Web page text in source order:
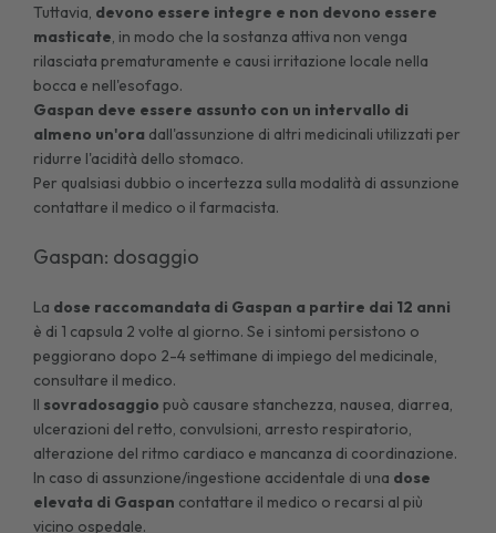
Tuttavia, devono essere integre e non devono essere
masticate, in modo che la sostanza attiva non venga
rilasciata prematuramente e causi irritazione locale nella
bocca e nell'esofago.
Gaspan deve essere assunto con un intervallo di
almeno un'ora dall'assunzione di altri medicinali utilizzati per
ridurre l'acidità dello stomaco.
Per qualsiasi dubbio o incertezza sulla modalità di assunzione
contattare il medico o il farmacista.
Gaspan: dosaggio
La dose raccomandata di Gaspan a partire dai 12 anni
è di 1 capsula 2 volte al giorno. Se i sintomi persistono o
peggiorano dopo 2-4 settimane di impiego del medicinale,
consultare il medico.
Il sovradosaggio può causare stanchezza, nausea, diarrea,
ulcerazioni del retto, convulsioni, arresto respiratorio,
alterazione del ritmo cardiaco e mancanza di coordinazione.
In caso di assunzione/ingestione accidentale di una dose
elevata di Gaspan contattare il medico o recarsi al più
vicino ospedale.